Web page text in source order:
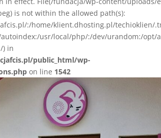
is not within the allowed path(s):
:/home/klient.dhosting.pl/techioklien/
usr/local/php/:/dev/urandom:/
) in
public_html/wp-
on line 1542